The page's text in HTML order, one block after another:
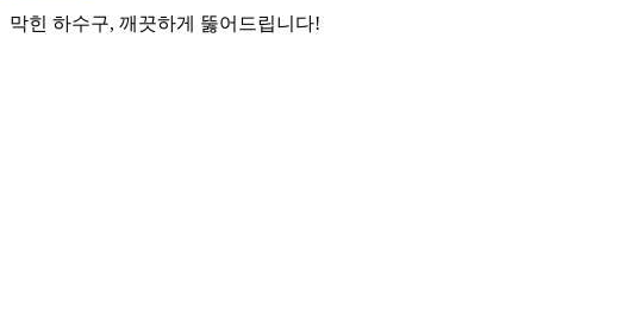
막힌 하수구, 깨끗하게 뚫어드립니다!